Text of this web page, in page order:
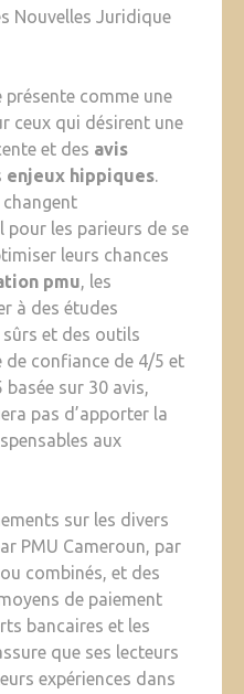
Nouvelles Juridique
présente comme une
ceux qui désirent une
et des avis
enjeux hippiques.
les parieurs de se
leurs chances
pmu, les
à des études
et des outils
de confiance de 4/5 et
sur 30 avis,
pas d’apporter la
aux
sur les divers
PMU Cameroun, par
combinés, et des
de paiement
bancaires et les
que ses lecteurs
expériences dans